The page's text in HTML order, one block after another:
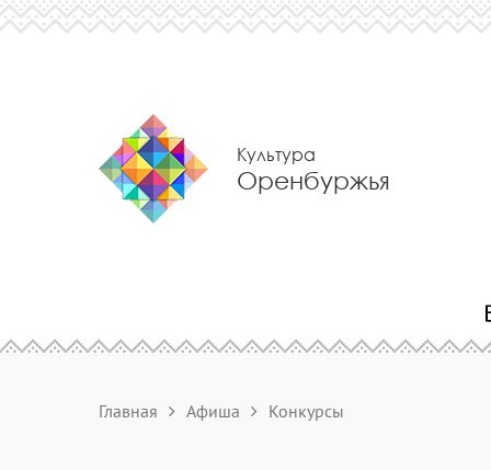
Культура
Оренбуржья
Главная Афиша Конкурсы